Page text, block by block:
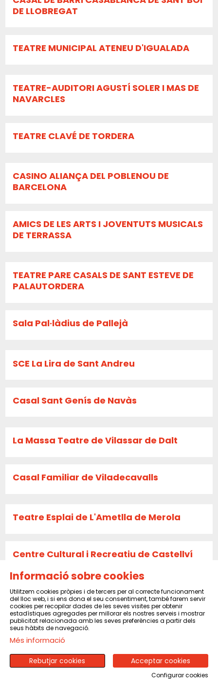
DE LLOBREGAT
TEATRE MUNICIPAL ATENEU D'IGUALADA
TEATRE-AUDITORI AGUSTÍ SOLER I MAS DE
NAVARCLES
TEATRE CLAVÉ DE TORDERA
CASINO ALIANÇA DEL POBLENOU DE
BARCELONA
AMICS DE LES ARTS I JOVENTUTS MUSICALS
DE TERRASSA
TEATRE PARE CASALS DE SANT ESTEVE DE
PALAUTORDERA
Sala Pal·làdius de Pallejà
SCE La Lira de Sant Andreu
Casal Sant Genís de Navàs
La Massa Teatre de Vilassar de Dalt
Casal Familiar de Viladecavalls
Teatre Esplai de L'Ametlla de Merola
Centre Cultural i Recreatiu de Castellví
La Caldera
Sala El Sindicat de Balsareny
CENTRE CULTURAL I RECREATIU DE PINEDA
Informació sobre cookies
Utilitzem cookies pròpies i de tercers per al correcte funcionament
del lloc web, i si ens dona el seu consentiment, també farem servir
cookies per recopilar dades de les seves visites per obtenir
estadístiques agregades per millorar els nostres serveis i mostrar
publicitat relacionada amb les seves preferències a partir dels
seus hàbits de navegació.
Més informació
Acceptar cookies
Rebutjar cookies
Configurar cookies